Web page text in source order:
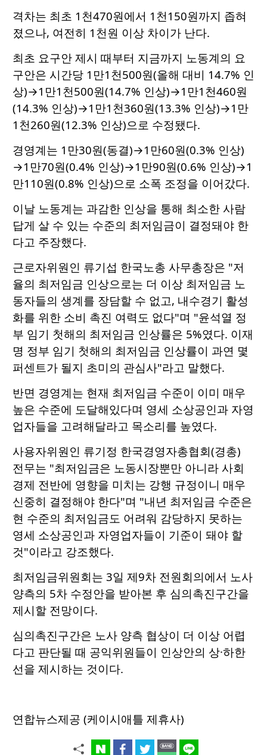
격차는 최초 1천470원에서 1천150원까지 좁혀
졌으나, 여전히 1천원 이상 차이가 난다.
최초 요구안 제시 때부터 지금까지 노동계의 요
구안은 시간당 1만1천500원(올해 대비 14.7% 인
상)→1만1천500원(14.7% 인상)→1만1천460원
(14.3% 인상)→1만1천360원(13.3% 인상)→1만
1천260원(12.3% 인상)으로 수정됐다.
경영계는 1만30원(동결)→1만60원(0.3% 인상)
→1만70원(0.4% 인상)→1만90원(0.6% 인상)→1
만110원(0.8% 인상)으로 소폭 조정을 이어갔다.
이날 노동계는 과감한 인상을 통해 최소한 사람
답게 살 수 있는 수준의 최저임금이 결정돼야 한
다고 주장했다.
근로자위원인 류기섭 한국노총 사무총장은 "저
율의 최저임금 인상으로는 더 이상 최저임금 노
동자들의 생계를 장담할 수 없고, 내수경기 활성
화를 위한 소비 촉진 여력도 없다"며 "윤석열 정
부 임기 첫해의 최저임금 인상률은 5%였다. 이재
명 정부 임기 첫해의 최저임금 인상률이 과연 몇
퍼센트가 될지 초미의 관심사"라고 말했다.
반면 경영계는 현재 최저임금 수준이 이미 매우
높은 수준에 도달해있다며 영세 소상공인과 자영
업자들을 고려해달라고 목소리를 높였다.
사용자위원인 류기정 한국경영자총협회(경총)
전무는 "최저임금은 노동시장뿐만 아니라 사회
경제 전반에 영향을 미치는 강행 규정이니 매우
신중히 결정해야 한다"며 "내년 최저임금 수준은
현 수준의 최저임금도 어려워 감당하지 못하는
영세 소상공인과 자영업자들이 기준이 돼야 할
것"이라고 강조했다.
최저임금위원회는 3일 제9차 전원회의에서 노사
양측의 5차 수정안을 받아본 후 심의촉진구간을
제시할 전망이다.
심의촉진구간은 노사 양측 협상이 더 이상 어렵
다고 판단될 때 공익위원들이 인상안의 상·하한
선을 제시하는 것이다.
연합뉴스제공 (케이시애틀 제휴사)